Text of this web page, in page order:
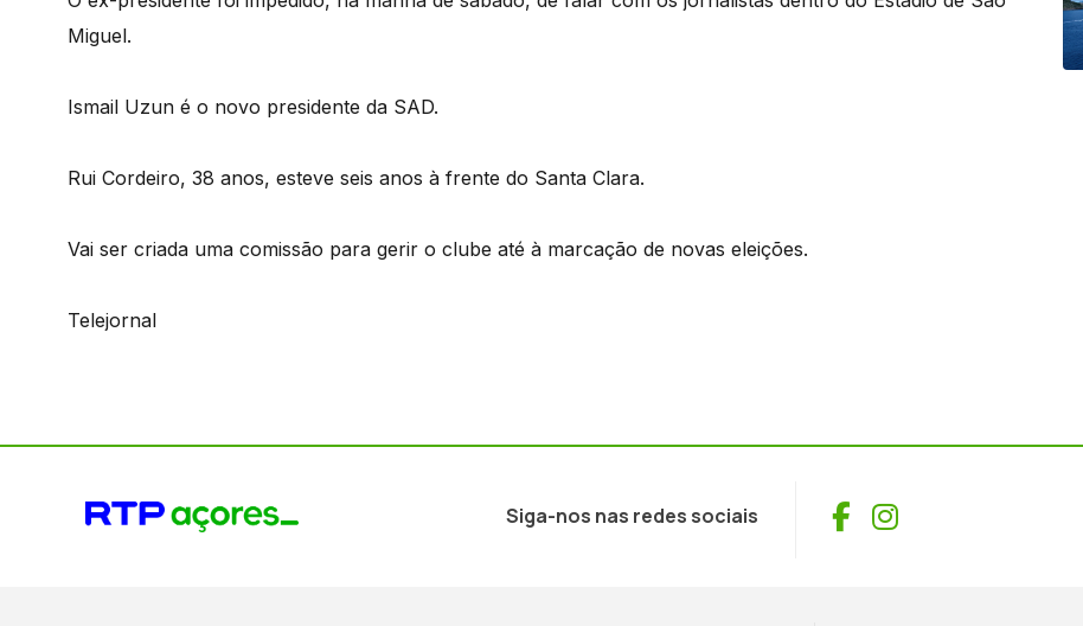
Miguel.
Ismail Uzun é o novo presidente da SAD.
Rui Cordeiro, 38 anos, esteve seis anos à frente do Santa Clara.
Vai ser criada uma comissão para gerir o clube até à marcação de novas eleições.
Telejornal
Siga-nos nas redes sociais Facebook
Instagram